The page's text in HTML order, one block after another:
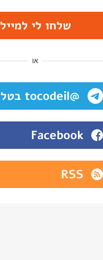
שלחו לי למייל
או
@tocodeil בטלגרם
Facebook
RSS